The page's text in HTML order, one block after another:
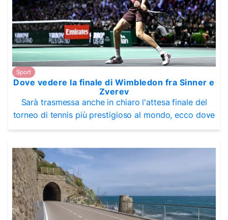
Sport
Dove vedere la finale di Wimbledon fra Sinner e
Zverev
Sarà trasmessa anche in chiaro l'attesa finale del
torneo di tennis più prestigioso al mondo, ecco dove